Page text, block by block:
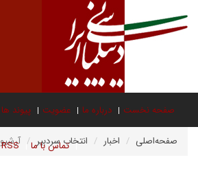
صفحه نخست درباره ما عضویت پیوند ها
تماس با ما RSS صفحه‌اصلی اخبار انتخاب سردبیر آرشیو